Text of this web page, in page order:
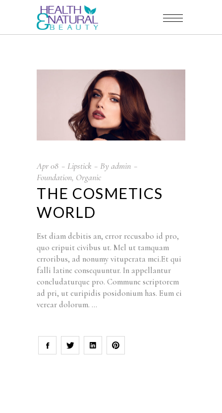
Apr08 Lipstick Byadmin
Foundation, Organic
THE COSMETICS
WORLD
Est diam debitis an, error recusabo id pro,
quo eripuit civibus ut. Mel ut tamquam
erroribus, ad nonumy vituperata mei.Et qui
falli latine consequuntur. In appellantur
concludaturque pro. Commune scriptorem
ad pri, ut euripidis posidonium has. Eum ei
verear dolorum.